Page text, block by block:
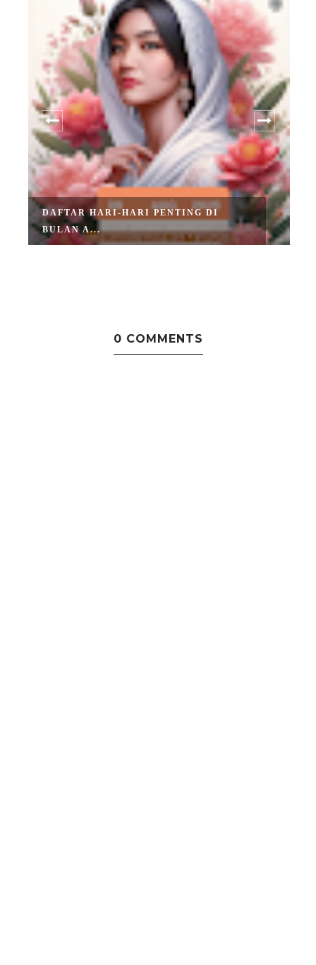
DAFTAR HARI-HARI PENTING DI
BULAN A...
0 COMMENTS